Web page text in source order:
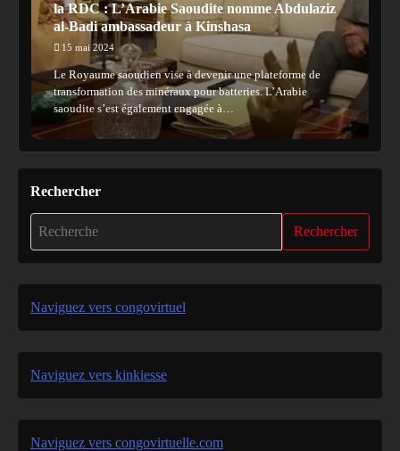
la RDC : L’Arabie Saoudite nomme Abdulaziz
al-Badi ambassadeur à Kinshasa
15 mai 2024
Le Royaume saoudien vise à devenir une plateforme de
transformation des minéraux pour batteries. L’Arabie
saoudite s’est également engagée à…
Rechercher
Rechercher
Naviguez vers congovirtuel
Naviguez vers kinkiesse
Naviguez vers congovirtuelle.com